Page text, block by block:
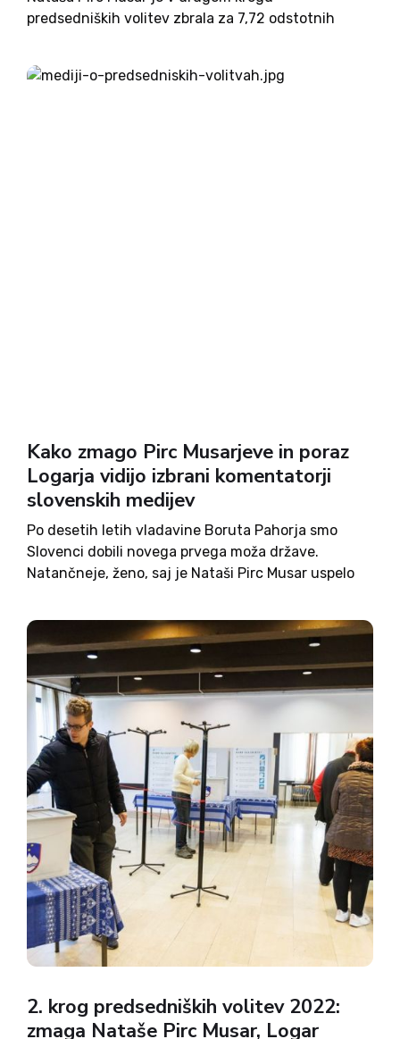
predsedniških volitev zbrala za 7,72 odstotnih
Logarja. Rezultate pa si oglejmo še nekoliko bolj
natančno. Ne glede na to, da...
Kako zmago Pirc Musarjeve in poraz
Logarja vidijo izbrani komentatorji
slovenskih medijev
Po desetih letih vladavine Boruta Pahorja smo
Slovenci dobili novega prvega moža države.
Natančneje, ženo, saj je Nataši Pirc Musar uspelo
Anžetu Logarju pa odstotkovno najboljši desni
kandidat doslej. Zmagovalka je na koncu dobila
slabih...
2. krog predsedniških volitev 2022:
zmaga Nataše Pirc Musar, Logar